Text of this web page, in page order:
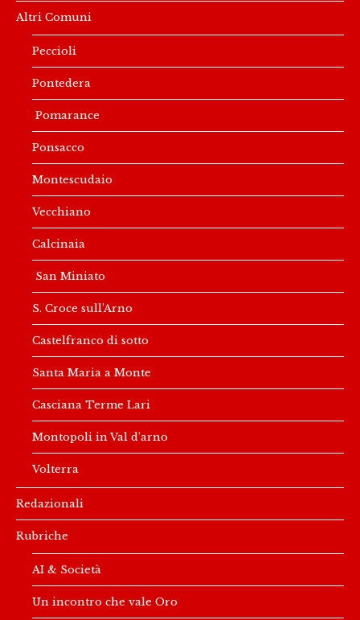
Altri Comuni
Peccioli
Pontedera
Pomarance
Ponsacco
Montescudaio
Vecchiano
Calcinaia
San Miniato
S. Croce sull’Arno
Castelfranco di sotto
Santa Maria a Monte
Casciana Terme Lari
Montopoli in Val d’arno
Volterra
Redazionali
Rubriche
AI & Società
Un incontro che vale Oro